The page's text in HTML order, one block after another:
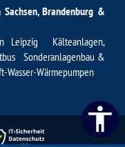
Brandenburg &
Leipzig Kälteanlagen,
Sonderanlagenbau &
Wasser-Wärmepumpen